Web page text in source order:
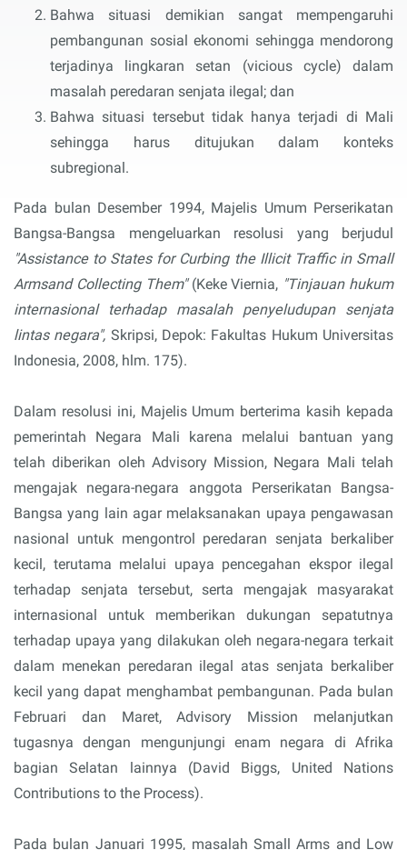
Bahwa situasi demikian sangat mempengaruhi
pembangunan sosial ekonomi sehingga mendorong
terjadinya lingkaran setan (vicious cycle) dalam
masalah peredaran senjata ilegal; dan
Bahwa situasi tersebut tidak hanya terjadi di Mali
sehingga harus ditujukan dalam konteks
subregional.
Pada bulan Desember 1994, Majelis Umum Perserikatan
Bangsa-Bangsa mengeluarkan resolusi yang berjudul
"Assistance to States for Curbing the Illicit Traffic in Small
Armsand Collecting Them"(Keke Viernia, "Tinjauan hukum
internasional terhadap masalah penyeludupan senjata
lintas negara", Skripsi, Depok: Fakultas Hukum Universitas
Indonesia, 2008, hlm. 175).
Dalam resolusi ini, Majelis Umum berterima kasih kepada
pemerintah Negara Mali karena melalui bantuan yang
telah diberikan oleh Advisory Mission, Negara Mali telah
mengajak negara-negara anggota Perserikatan Bangsa-
Bangsa yang lain agar melaksanakan upaya pengawasan
nasional untuk mengontrol peredaran senjata berkaliber
kecil, terutama melalui upaya pencegahan ekspor ilegal
terhadap senjata tersebut, serta mengajak masyarakat
internasional untuk memberikan dukungan sepatutnya
terhadap upaya yang dilakukan oleh negara-negara terkait
dalam menekan peredaran ilegal atas senjata berkaliber
kecil yang dapat menghambat pembangunan. Pada bulan
Februari dan Maret, Advisory Mission melanjutkan
tugasnya dengan mengunjungi enam negara di Afrika
bagian Selatan lainnya (David Biggs, United Nations
Contributions to the Process).
Pada bulan Januari 1995, masalah Small Arms and Low